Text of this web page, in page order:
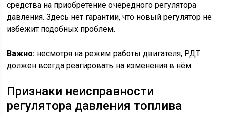
средства на приобретение очередного регулятора
давления. Здесь нет гарантии, что новый регулятор не
избежит подобных проблем.
Важно: несмотря на режим работы двигателя, РДТ
должен всегда реагировать на изменения в нём
Признаки неисправности
регулятора давления топлива